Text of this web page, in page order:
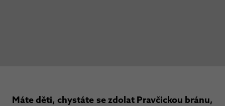
Máte děti, chystáte se zdolat Pravčickou bránu,